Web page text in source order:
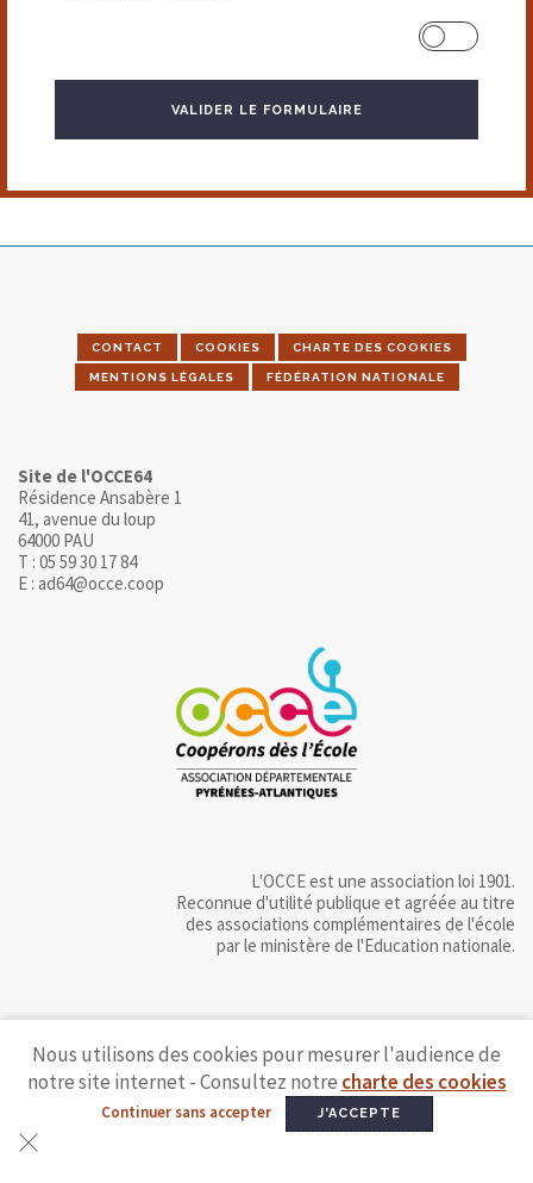
VALIDER LE FORMULAIRE
CONTACT COOKIES CHARTE DES COOKIES
MENTIONS LÉGALES FÉDÉRATION NATIONALE
Site de l'OCCE64
Résidence Ansabère 1
41, avenue du loup
64000 PAU
T : 05 59 30 17 84
E : ad64@occe.coop
L'OCCE est une association loi 1901.
Reconnue d'utilité publique et agréée au titre
des associations complémentaires de l'école
par le ministère de l'Education nationale.
Nous utilisons des cookies pour mesurer l'audience de
notre site internet - Consultez notre charte des cookies
Continuer sans accepter J'ACCEPTE